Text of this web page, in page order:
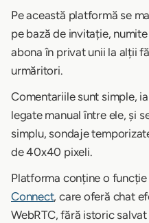
Pe această platformă se
pe bază de invitație, numite
abona în privat unii la alții
urmăritori.
Comentariile sunt simple,
legate manual între ele, și
simplu, sondaje
de 40x40 pixeli.
Platforma conține o
Connect, care oferă chat
WebRTC, fără istoric